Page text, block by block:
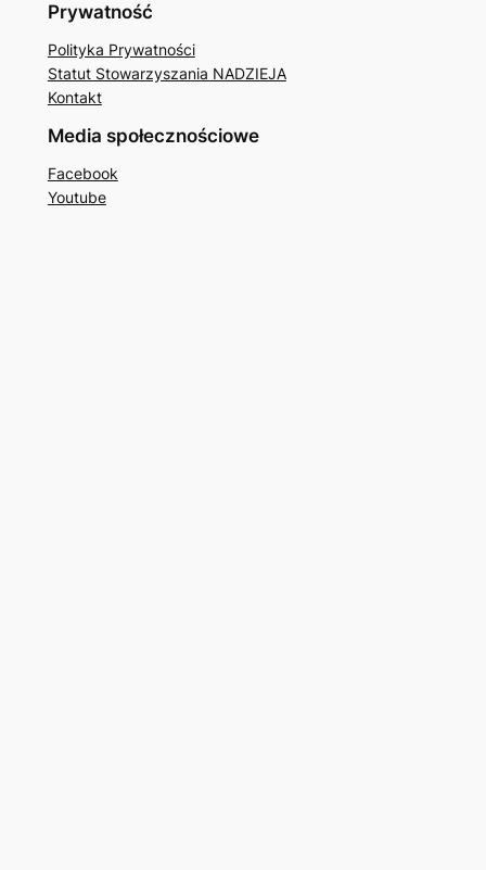
Prywatność
Polityka Prywatności
Statut Stowarzyszania NADZIEJA
Kontakt
Media społecznościowe
Facebook
Youtube